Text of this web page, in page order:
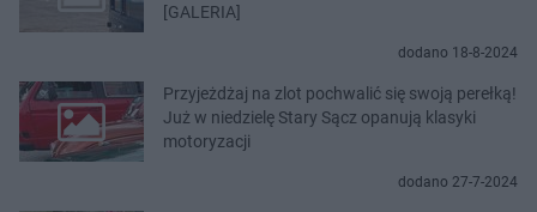
[GALERIA]
dodano 18-8-2024
Przyjeżdżaj na zlot pochwalić się swoją perełką!
Już w niedzielę Stary Sącz opanują klasyki
motoryzacji
dodano 27-7-2024